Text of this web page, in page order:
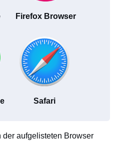
Firefox Browser
Safari
aufgelisteten Browser